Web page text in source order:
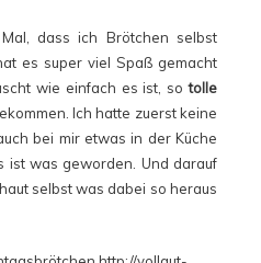
dass ich Brötchen selbst
es super viel Spaß gemacht
wie einfach es ist, sotolle
Ich hatte zuerst keine
bei mir etwas in der Küche
ist was geworden. Und darauf
selbst was dabei so heraus